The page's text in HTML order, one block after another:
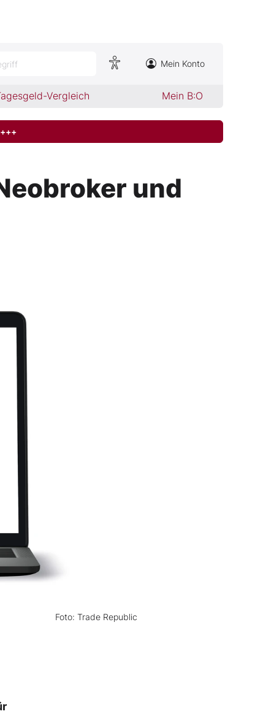
Mein Konto
Vergleich Mein B:O
und
Foto: Trade Republic